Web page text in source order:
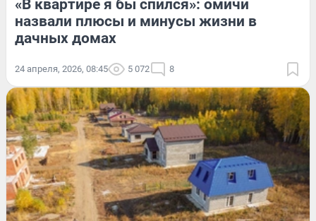
«В квартире я бы спился»: омичи
назвали плюсы и минусы жизни в
дачных домах
24 апреля, 2026, 08:45 5 072 8